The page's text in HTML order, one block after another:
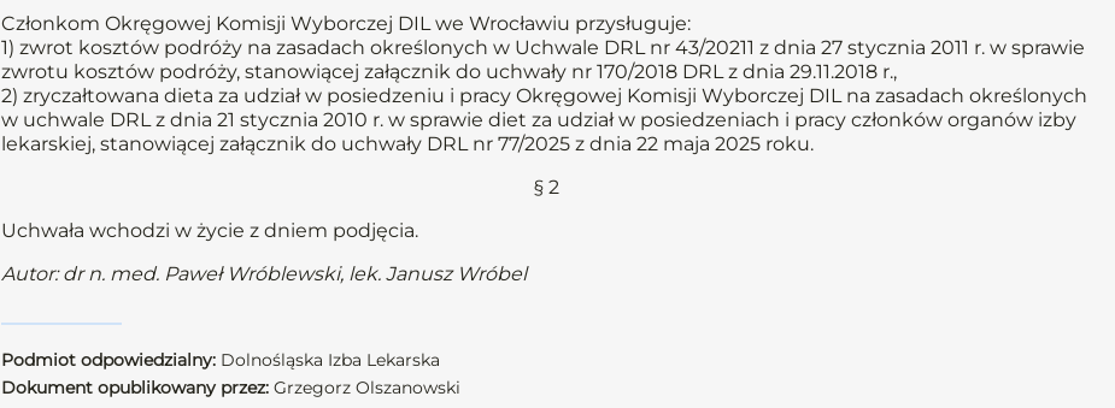
Członkom Okręgowej Komisji Wyborczej DIL we Wrocławiu przysługuje:
1) zwrot kosztów podróży na zasadach określonych w Uchwale DRL nr 43/20211 z dnia 27 stycznia 2011 r. w sprawie
zwrotu kosztów podróży, stanowiącej załącznik do uchwały nr 170/2018 DRL z dnia 29.11.2018 r.,
2) zryczałtowana dieta za udział w posiedzeniu i pracy Okręgowej Komisji Wyborczej DIL na zasadach określonych
w uchwale DRL z dnia 21 stycznia 2010 r. w sprawie diet za udział w posiedzeniach i pracy członków organów izby
lekarskiej, stanowiącej załącznik do uchwały DRL nr 77/2025 z dnia 22 maja 2025 roku.
§ 2
Uchwała wchodzi w życie z dniem podjęcia.
Autor: dr n. med. Paweł Wróblewski, lek. Janusz Wróbel
Podmiot odpowiedzialny: Dolnośląska Izba Lekarska
Dokument opublikowany przez: Grzegorz Olszanowski